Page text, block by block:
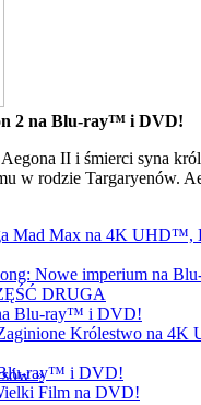
2 na Blu-ray™ i DVD!
II i śmierci syna
w rodzie Targaryenów.
Mad Max na 4K
Nowe imperium na
DRUGA
Blu-ray™ i DVD!
Królestwo na
ray™ i DVD!
Film na DVD!
»